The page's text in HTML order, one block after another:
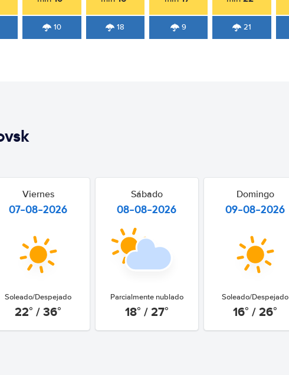
10 18 9 21
Viernes
07-08-2026
Soleado/Despejado
22° / 36°
Sábado
08-08-2026
Parcialmente nublado
18° / 27°
Domingo
09-08-2026
Soleado/Despejado
16° / 26°